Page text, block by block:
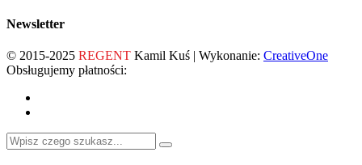
Newsletter
© 2015-2025 REGENT Kamil Kuś | Wykonanie: CreativeOne
Obsługujemy płatności: